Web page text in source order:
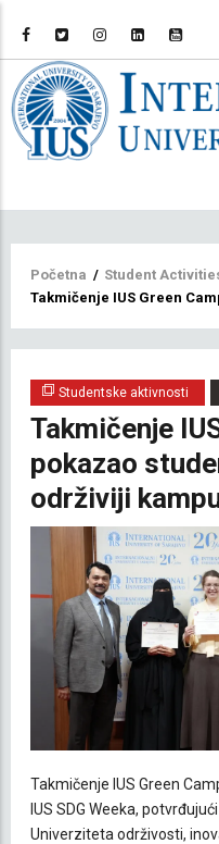
Breadcrumb
Početna / Student
Takmičenje IUS Green
Studentske aktivnosti
Takmičenje
pokazao
održiviji
Takmičenje IUS Green
IUS SDG Weeka,
Univerziteta održivosti,